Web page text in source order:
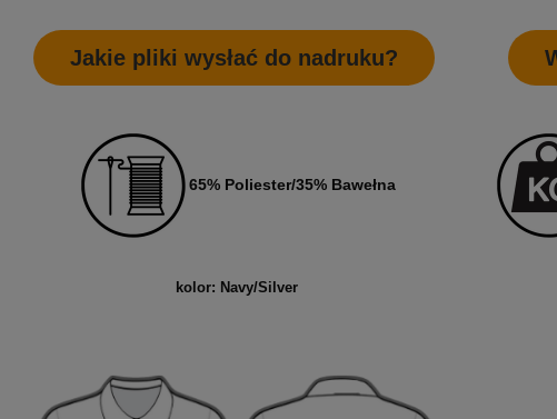
2 200,00 zł
Cena regularna:
2 400,00 zł
Cena regularna:
Najniższa cena:
1 951,22 zł
DO KOSZYKA
1 650,00 zł
Cena regularna:1 850,00 zł
Jakie pliki wysłać do nadruku?
65% Poliester/35% Bawełna
kolor: Navy/Silver